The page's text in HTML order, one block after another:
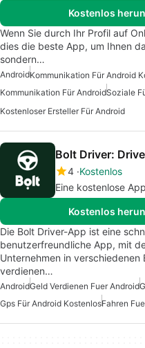
Kostenlos
Wenn Sie durch Ihr Profil auf
dies die beste App, um Ihnen
sondern…
AndroidKommunikation Für Android
Kommunikation Für AndroidSoziale
Kostenloser Ersteller Für Android
Bolt Driver:
4 Kostenlos
Eine kostenlose
Kostenlos
Die Bolt Driver-App ist eine
benutzerfreundliche App, mit
Unternehmen in verschiedenen
verdienen…
AndroidGeld Verdienen Fuer Android
Gps Für Android KostenlosFahren